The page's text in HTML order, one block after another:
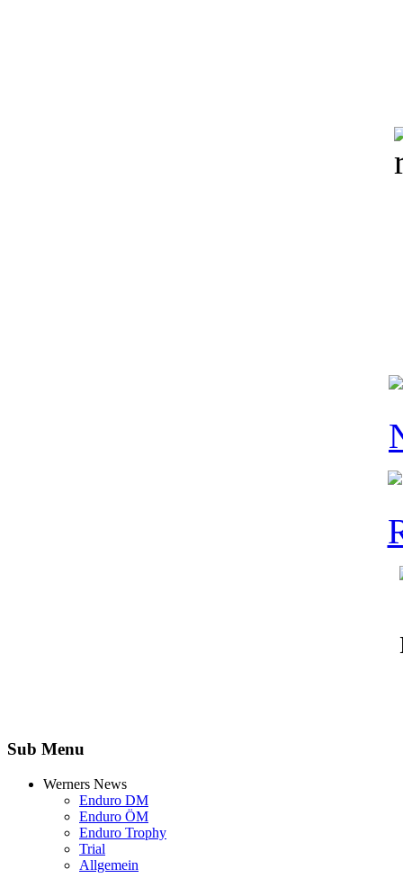
Sub Menu
Werners News
Enduro DM
Enduro ÖM
Enduro Trophy
Trial
Allgemein